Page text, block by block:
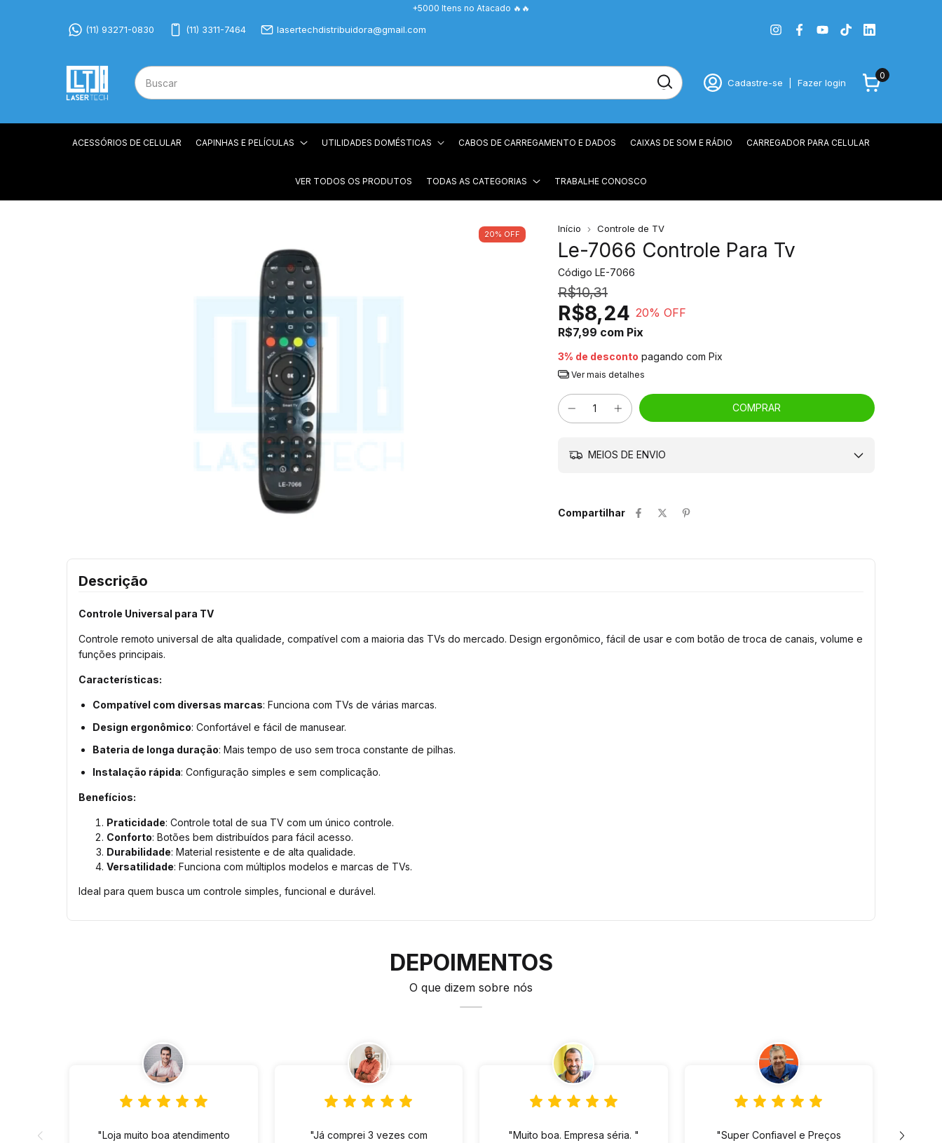
+5000 Itens no Atacado 🔥🔥
(11) 93271-0830 (11) 3311-7464 lasertechdistribuidora@gmail.com
Cadastre-se Fazer login
0
ACESSÓRIOS DE CELULAR CAPINHAS E PELÍCULAS UTILIDADES DOMÉSTICAS CABOS DE CARREGAMENTO E DADOS CAIXAS DE SOM E RÁDIO CARREGADOR PARA CELULAR
VER TODOS OS PRODUTOS TODAS AS CATEGORIAS TRABALHE CONOSCO
20% OFF Início Controle de TV
Le-7066 Controle Para Tv
Código LE-7066
R$10,31
R$8,24 20% OFF
R$7,99 com Pix
3% de desconto pagando com Pix
Ver mais detalhes
MEIOS DE ENVIO
Compartilhar
Descrição
Controle Universal para TV
Controle remoto universal de alta qualidade, compatível com a maioria das TVs do mercado. Design ergonômico, fácil de usar e com botão de troca de canais, volume e
funções principais.
Características:
Compatível com diversas marcas: Funciona com TVs de várias marcas.
Design ergonômico: Confortável e fácil de manusear.
Bateria de longa duração: Mais tempo de uso sem troca constante de pilhas.
Instalação rápida: Configuração simples e sem complicação.
Benefícios:
Praticidade: Controle total de sua TV com um único controle.
Conforto: Botões bem distribuídos para fácil acesso.
Durabilidade: Material resistente e de alta qualidade.
Versatilidade: Funciona com múltiplos modelos e marcas de TVs.
Ideal para quem busca um controle simples, funcional e durável.
DEPOIMENTOS
O que dizem sobre nós
"Loja muito boa atendimento
"Já comprei 3 vezes com
"Muito boa. Empresa séria. "
"Super Confiavel e Preços